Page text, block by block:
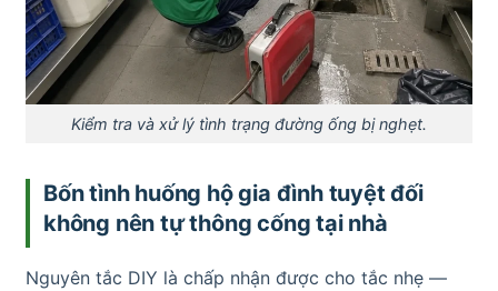
Kiểm tra và xử lý tình trạng đường ống bị nghẹt.
Bốn tình huống hộ gia đình tuyệt đối
không nên tự thông cống tại nhà
Nguyên tắc DIY là chấp nhận được cho tắc nhẹ —